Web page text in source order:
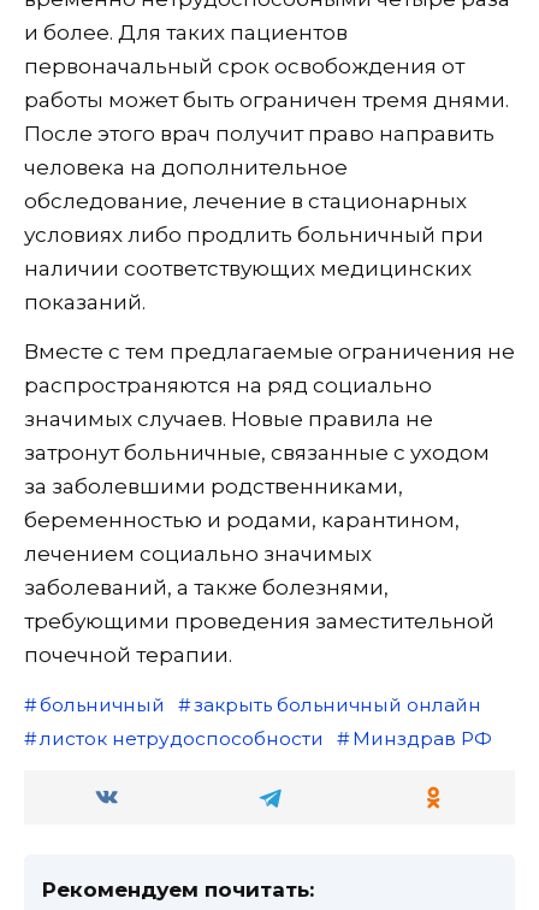
и более. Для таких пациентов
первоначальный срок освобождения от
работы может быть ограничен тремя днями.
После этого врач получит право направить
человека на дополнительное
обследование, лечение в стационарных
условиях либо продлить больничный при
наличии соответствующих медицинских
показаний.
Вместе с тем предлагаемые ограничения не
распространяются на ряд социально
значимых случаев. Новые правила не
затронут больничные, связанные с уходом
за заболевшими родственниками,
беременностью и родами, карантином,
лечением социально значимых
заболеваний, а также болезнями,
требующими проведения заместительной
почечной терапии.
больничный
закрыть больничный онлайн
листок нетрудоспособности
Минздрав РФ
Рекомендуем почитать: